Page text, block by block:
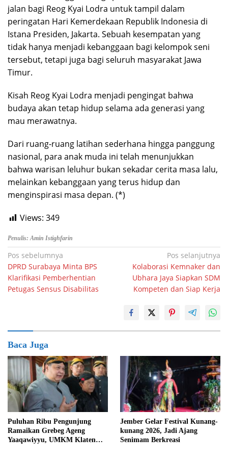
jalan bagi Reog Kyai Lodra untuk tampil dalam
peringatan Hari Kemerdekaan Republik Indonesia di
Istana Presiden, Jakarta. Sebuah kesempatan yang
tidak hanya menjadi kebanggaan bagi kelompok seni
tersebut, tetapi juga bagi seluruh masyarakat Jawa
Timur.
Kisah Reog Kyai Lodra menjadi pengingat bahwa
budaya akan tetap hidup selama ada generasi yang
mau merawatnya.
Dari ruang-ruang latihan sederhana hingga panggung
nasional, para anak muda ini telah menunjukkan
bahwa warisan leluhur bukan sekadar cerita masa lalu,
melainkan kebanggaan yang terus hidup dan
menginspirasi masa depan. (*)
Views: 349
Penulis: Amin Istighfarin
Navigasi
pos
Pos sebelumnya
DPRD Surabaya Minta BPS
Klarifikasi Pemberhentian
Petugas Sensus Disabilitas
Pos selanjutnya
Kolaborasi Kemnaker dan
Ubhara Jaya Siapkan SDM
Kompeten dan Siap Kerja
Baca Juga
Puluhan Ribu Pengunjung
Ramaikan Grebeg Ageng
Yaaqawiyyu, UMKM Klaten
Jember Gelar Festival Kunang-
kunang 2026, Jadi Ajang
Senimam Berkreasi